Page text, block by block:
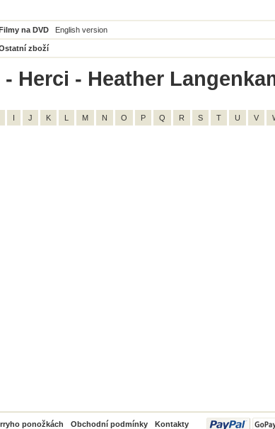
na DVD English version
zboží
- Herci - Heather
I J K L M N O P Q R S T U V
ponožkách Obchodní podmínky Kontakty
PayPal